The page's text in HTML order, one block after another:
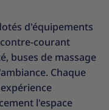
d'équipements
courant
buses de massage
Chaque
l'espace